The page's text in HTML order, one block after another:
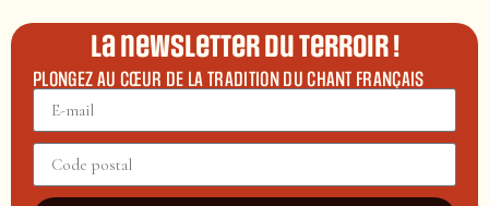
La newsletter du terroir !
PLONGEZ AU CŒUR DE LA TRADITION DU CHANT FRANÇAIS